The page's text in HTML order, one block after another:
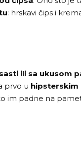
: hrskavi čips i
ili sa ukusom
prvo u hipsterskim
im padne na